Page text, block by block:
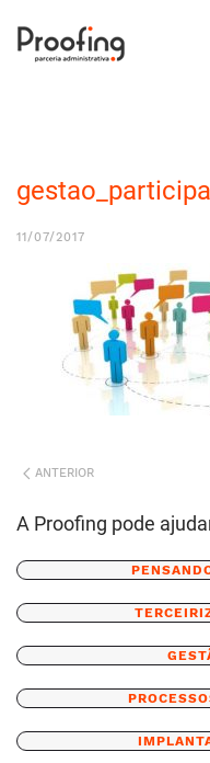
11/07/2017
ANTERIOR
A Proofing pode